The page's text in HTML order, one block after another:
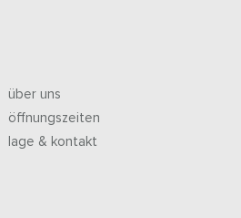
über uns
öffnungszeiten
lage & kontakt